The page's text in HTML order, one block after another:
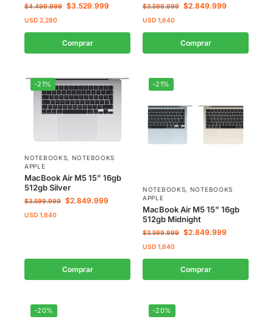
$4.499.999 $3.529.999
USD 2,280
Comprar
$3.599.999 $2.849.999
USD 1,840
Comprar
-21%
NOTEBOOKS, NOTEBOOKS
APPLE
MacBook Air M5 15” 16gb
512gb Silver
$3.599.999 $2.849.999
USD 1,840
Comprar
-21%
NOTEBOOKS, NOTEBOOKS
APPLE
MacBook Air M5 15” 16gb
512gb Midnight
$3.599.999 $2.849.999
USD 1,840
Comprar
-20% -20%